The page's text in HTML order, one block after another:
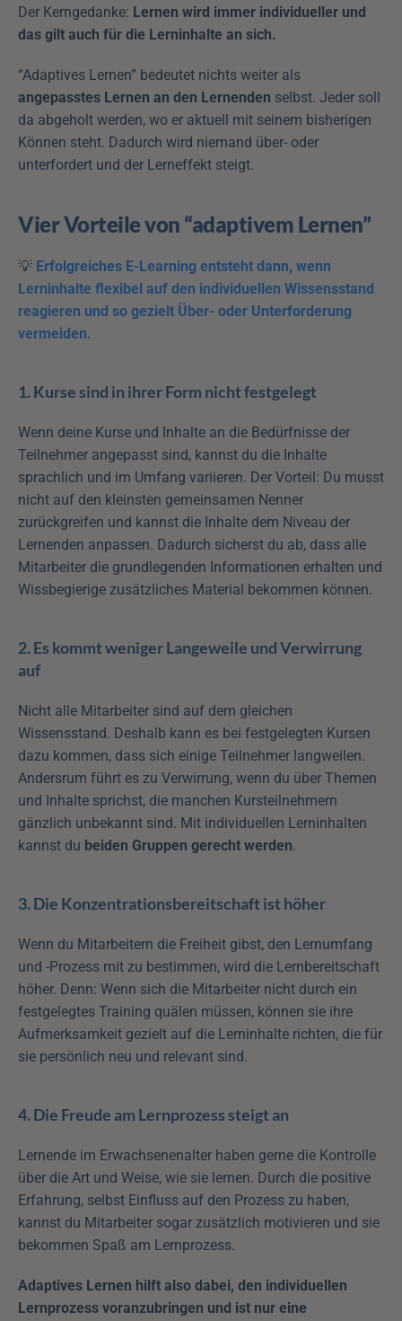
Der Kerngedanke: Lernen wird immer individueller und
das gilt auch für die Lerninhalte an sich.
angepasstes Lernen an den Lernenden selbst. Jeder soll
da abgeholt werden, wo er aktuell mit seinem bisherigen
Können steht. Dadurch wird niemand über- oder
unterfordert und der Lerneffekt steigt.
Vier Vorteile von “adaptivem Lernen”
💡 Erfolgreiches E-Learning entsteht dann, wenn
Lerninhalte flexibel auf den individuellen Wissensstand
reagieren und so gezielt Über- oder Unterforderung
vermeiden.
1. Kurse sind in ihrer Form nicht festgelegt
Wenn deine Kurse und Inhalte an die Bedürfnisse der
Teilnehmer angepasst sind, kannst du die Inhalte
sprachlich und im Umfang variieren. Der Vorteil: Du musst
nicht auf den kleinsten gemeinsamen Nenner
zurückgreifen und kannst die Inhalte dem Niveau der
Lernenden anpassen. Dadurch sicherst du ab, dass alle
Mitarbeiter die grundlegenden Informationen erhalten und
Wissbegierige zusätzliches Material bekommen können.
2. Es kommt weniger Langeweile und Verwirrung
auf
Nicht alle Mitarbeiter sind auf dem gleichen
Wissensstand. Deshalb kann es bei festgelegten Kursen
dazu kommen, dass sich einige Teilnehmer langweilen.
Andersrum führt es zu Verwirrung, wenn du über Themen
und Inhalte sprichst, die manchen Kursteilnehmern
gänzlich unbekannt sind. Mit individuellen Lerninhalten
kannst du beiden Gruppen gerecht werden.
3. Die Konzentrationsbereitschaft ist höher
Wenn du Mitarbeitern die Freiheit gibst, den Lernumfang
und -Prozess mit zu bestimmen, wird die Lernbereitschaft
höher. Denn: Wenn sich die Mitarbeiter nicht durch ein
festgelegtes Training quälen müssen, können sie ihre
Aufmerksamkeit gezielt auf die Lerninhalte richten, die für
sie persönlich neu und relevant sind.
4. Die Freude am Lernprozess steigt an
Lernende im Erwachsenenalter haben gerne die Kontrolle
über die Art und Weise, wie sie lernen. Durch die positive
Erfahrung, selbst Einfluss auf den Prozess zu haben,
kannst du Mitarbeiter sogar zusätzlich motivieren und sie
bekommen Spaß am Lernprozess.
Adaptives Lernen hilft also dabei, den individuellen
Lernprozess voranzubringen und ist nur eine